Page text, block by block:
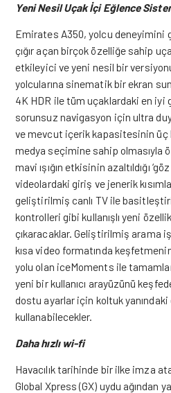
Yeni Nesil Uçak İçi Eğlence
Emirates A350, yolcu deneyimini
çığır açan birçok özelliğe sahip
etkileyici ve yeni nesil bir
yolcularına sinematik bir ekran
4K HDR ile tüm uçaklardaki en iyi
sorunsuz navigasyon için ultra
ve mevcut içerik kapasitesinin üç
medya seçimine sahip olmasıyla
mavi ışığın etkisinin azaltıldığı
videolardaki giriş ve jenerik
geliştirilmiş canlı TV ile
kontrolleri gibi kullanışlı yeni
çıkaracaklar. Geliştirilmiş arama
kısa video formatında
yolu olan iceMoments ile
yeni bir kullanıcı arayüzünü
dostu ayarlar için koltuk
kullanabilecekler.
Daha hızlı wi-fi
Havacılık tarihinde bir ilke imza
Global Xpress (GX) uydu ağından